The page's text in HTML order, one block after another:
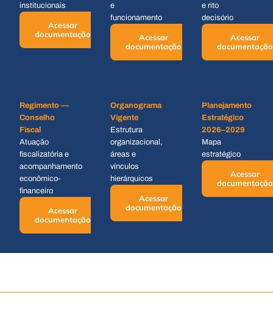
institucionais
Acessar
documentação
e
funcionamento
Acessar
documentação
e rito
decisório
Acessar
documentação
Regimento —
Conselho
Fiscal
Atuação
fiscalizatória e
acompanhamento
econômico-
financeiro
Acessar
documentação
Organograma
Vigente
Estrutura
organizacional,
áreas e
vínculos
hierárquicos
Acessar
documentação
Planejamento
Estratégico
2026–2029
Mapa
estratégico
Acessar
documentação